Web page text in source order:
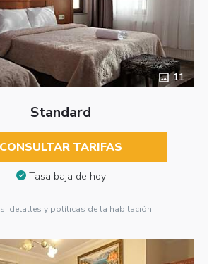
11
Standard
CONSULTAR TARIFAS
Tasa baja de hoy
detalles y políticas de la habitación